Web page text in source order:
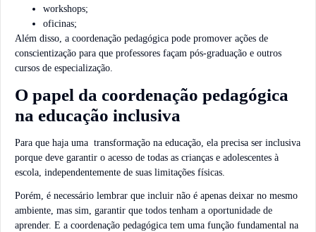
workshops;
oficinas;
Além disso, a coordenação pedagógica pode promover ações de
conscientização para que professores façam pós-graduação e outros
cursos de especialização.
O papel da coordenação pedagógica
na educação inclusiva
Para que haja uma transformação na educação, ela precisa ser inclusiva
porque deve garantir o acesso de todas as crianças e adolescentes à
escola, independentemente de suas limitações físicas.
Porém, é necessário lembrar que incluir não é apenas deixar no mesmo
ambiente, mas sim, garantir que todos tenham a oportunidade de
aprender. E a coordenação pedagógica tem uma função fundamental na